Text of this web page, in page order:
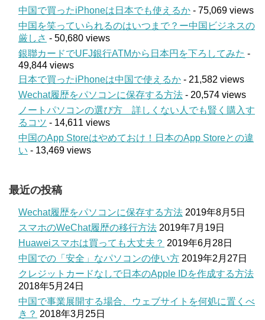
中国で買ったiPhoneは日本でも使えるか - 75,069 views
中国を笑っていられるのはいつまで？ー中国ビジネスの
厳しさ - 50,680 views
銀聯カードでUFJ銀行ATMから日本円を下ろしてみた -
49,844 views
日本で買ったiPhoneは中国で使えるか - 21,582 views
Wechat履歴をパソコンに保存する方法 - 20,574 views
ノートパソコンの選び方 詳しくない人でも賢く購入す
るコツ - 14,611 views
中国のApp Storeはやめておけ！日本のApp Storeとの違
い - 13,469 views
最近の投稿
Wechat履歴をパソコンに保存する方法 2019年8月5日
スマホのWeChat履歴の移行方法 2019年7月19日
Huaweiスマホは買っても大丈夫？ 2019年6月28日
中国での「安全」なパソコンの使い方 2019年2月27日
クレジットカードなしで日本のApple IDを作成する方法
2018年5月24日
中国で事業展開する場合、ウェブサイトを何処に置くべ
き？ 2018年3月25日